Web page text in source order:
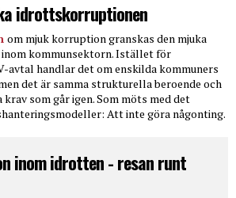
idrottskorruptionen
om mjuk korruption granskas den mjuka
kommunsektorn. Istället för
avtal handlar det om enskilda kommuners
det är samma strukturella beroende och
som går igen. Som möts med det
Att inte göra någonting.
inom idrotten - resan runt